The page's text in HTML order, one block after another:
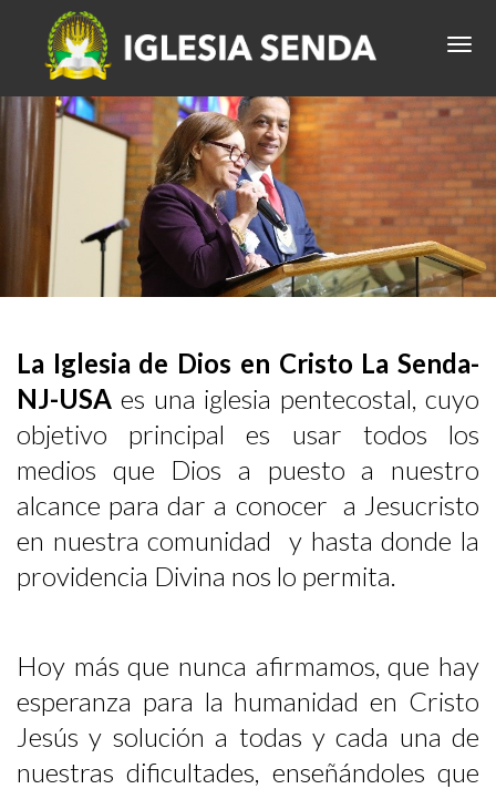
La Iglesia de Dios en Cristo La Senda-
NJ-USA es una iglesia pentecostal, cuyo
objetivo principal es usar todos los
medios que Dios a puesto a nuestro
alcance para dar a conocer a Jesucristo
en nuestra comunidad y hasta donde la
providencia Divina nos lo permita.
Hoy más que nunca afirmamos, que hay
esperanza para la humanidad en Cristo
Jesús y solución a todas y cada una de
nuestras dificultades, enseñándoles que